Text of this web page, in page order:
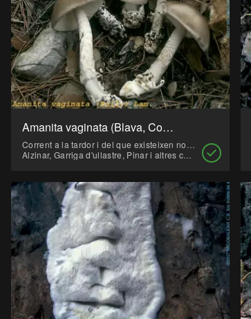
Amanita vaginata (Blava, Cogoma, Gírgola d'alzina, Lliseta, pentinella)
Corrent a la tardor i del que existeixen nombroses varietats. S'ha de consumir ben cuit, perquè cru és tòxic i pot provocar problemes hemolítics.
Alzinar, Garriga d'ullastre, Pinar i altres coníferes